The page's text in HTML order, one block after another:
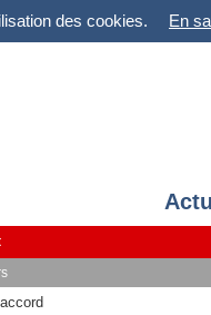
des cookies. En